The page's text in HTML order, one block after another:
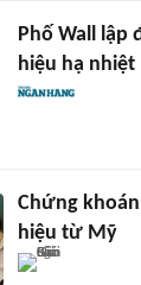
Phố Wall lập
hiệu hạ nhiệt
Chứng
hiệu từ Mỹ